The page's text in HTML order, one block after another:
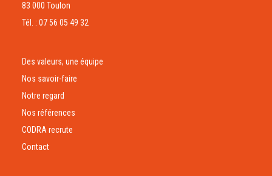
83 000 Toulon
Tél. : 07 56 05 49 32
Des valeurs, une équipe
Nos savoir-faire
Notre regard
Nos références
CODRA recrute
Contact